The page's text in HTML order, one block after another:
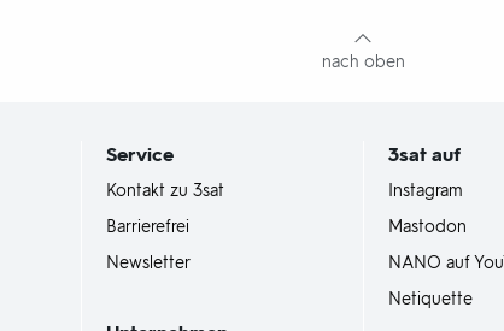
nach oben
Service
Kontakt zu 3sat
Barrierefrei
Newsletter
3sat auf
Instagram
Mastodon
NANO auf
Netiquette